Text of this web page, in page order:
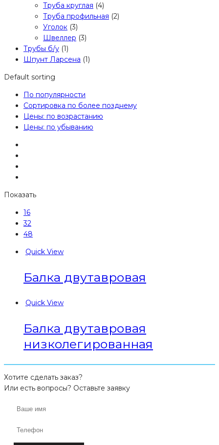
Труба круглая (4)
Труба профильная (2)
Уголок (3)
Швеллер (3)
Трубы б/у (1)
Шпунт Ларсена (1)
Default sorting
По популярности
Сортировка по более позднему
Цены: по возрастанию
Цены: по убыванию
Показать
16
32
48
Quick View
Балка двутавровая
Quick View
Балка двутавровая
низколегированная
Хотите сделать заказ?
Или есть вопросы? Оставьте заявку